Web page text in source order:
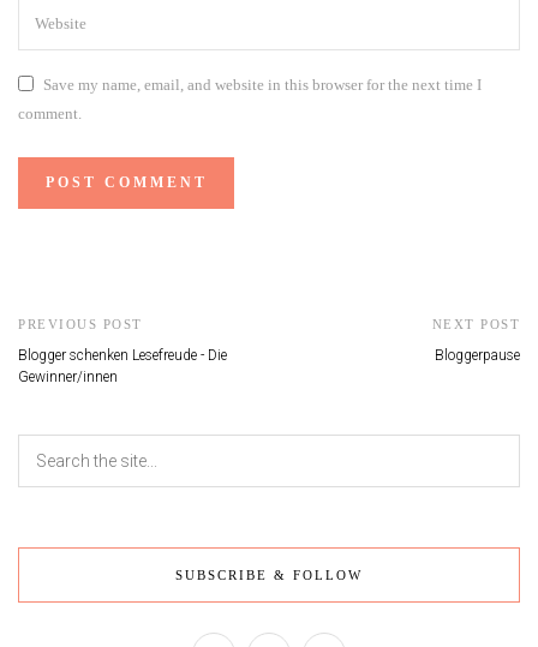
Save my name, email, and website in this browser for the next time I
comment.
PREVIOUS POST
Blogger schenken Lesefreude - Die
Gewinner/innen
NEXT POST
Bloggerpause
SUBSCRIBE & FOLLOW